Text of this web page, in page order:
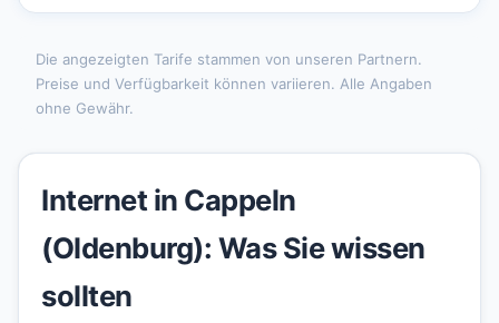
Die angezeigten Tarife stammen von unseren Partnern.
Preise und Verfügbarkeit können variieren. Alle Angaben
ohne Gewähr.
Internet in Cappeln
(Oldenburg): Was Sie wissen
sollten